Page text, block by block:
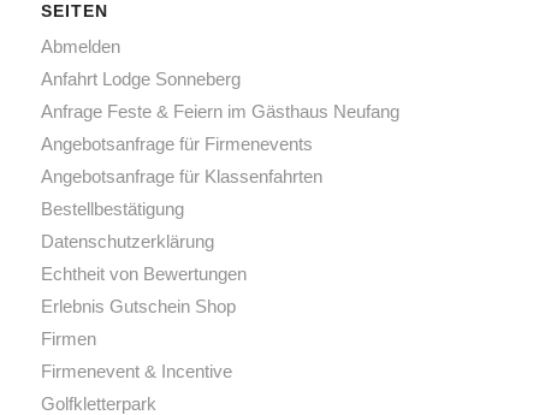
SEITEN
Abmelden
Anfahrt Lodge Sonneberg
Anfrage Feste & Feiern im Gästhaus Neufang
Angebotsanfrage für Firmenevents
Angebotsanfrage für Klassenfahrten
Bestellbestätigung
Datenschutz­erklärung
Echtheit von Bewertungen
Erlebnis Gutschein Shop
Firmen
Firmenevent & Incentive
Golfkletterpark